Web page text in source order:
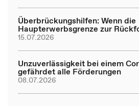
Überbrückungshilfen: Wenn die
Haupterwerbsgrenze zur
15.07.2026
Unzuverlässigkeit bei einem
gefährdet alle Förderungen
08.07.2026